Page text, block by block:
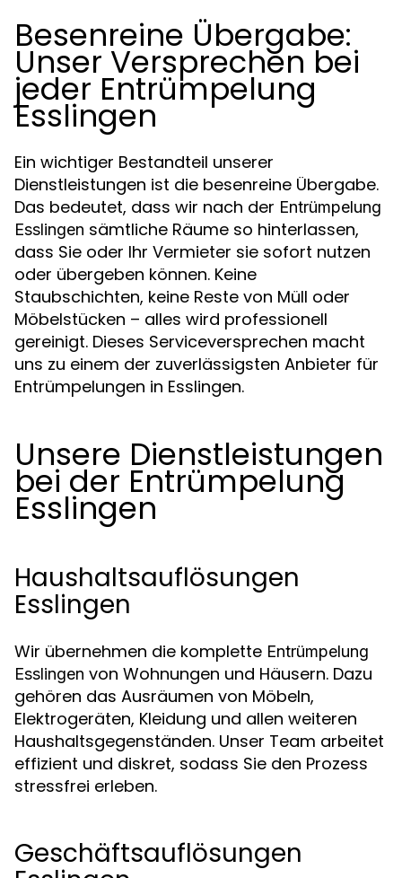
Besenreine Übergabe:
Unser Versprechen bei
jeder Entrümpelung
Esslingen
Ein wichtiger Bestandteil unserer
Dienstleistungen ist die besenreine Übergabe.
Das bedeutet, dass wir nach der Entrümpelung
Esslingen sämtliche Räume so hinterlassen,
dass Sie oder Ihr Vermieter sie sofort nutzen
oder übergeben können. Keine
Staubschichten, keine Reste von Müll oder
Möbelstücken – alles wird professionell
gereinigt. Dieses Serviceversprechen macht
uns zu einem der zuverlässigsten Anbieter für
Entrümpelungen in Esslingen.
Unsere Dienstleistungen
bei der Entrümpelung
Esslingen
Haushaltsauflösungen
Esslingen
Wir übernehmen die komplette Entrümpelung
Esslingen von Wohnungen und Häusern. Dazu
gehören das Ausräumen von Möbeln,
Elektrogeräten, Kleidung und allen weiteren
Haushaltsgegenständen. Unser Team arbeitet
effizient und diskret, sodass Sie den Prozess
stressfrei erleben.
Geschäftsauflösungen